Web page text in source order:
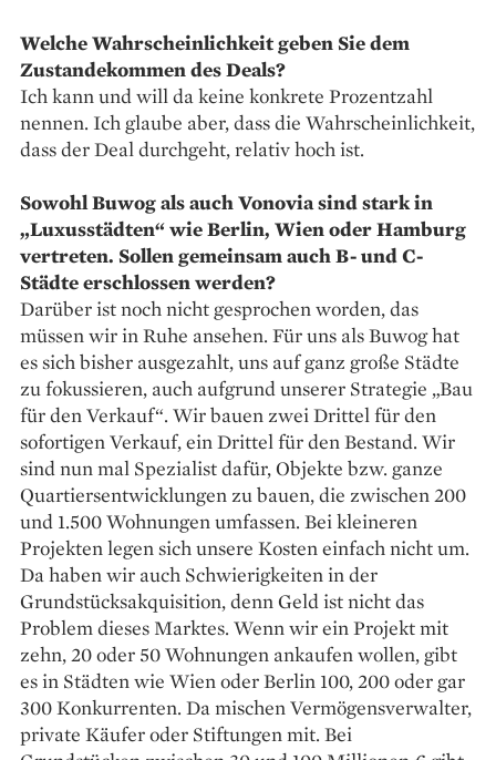
Welche Wahrscheinlichkeit geben Sie dem
Zustandekommen des Deals?
Ich kann und will da keine konkrete Prozentzahl
nennen. Ich glaube aber, dass die Wahrscheinlichkeit,
dass der Deal durchgeht, relativ hoch ist.
Sowohl Buwog als auch Vonovia sind stark in
„Luxusstädten“ wie Berlin, Wien oder Hamburg
vertreten. Sollen gemeinsam auch B- und C-
Städte erschlossen werden?
Darüber ist noch nicht gesprochen worden, das
müssen wir in Ruhe ansehen. Für uns als Buwog hat
es sich bisher ausgezahlt, uns auf ganz große Städte
zu fokussieren, auch aufgrund unserer Strategie „Bau
für den Verkauf“. Wir bauen zwei Drittel für den
sofortigen Verkauf, ein Drittel für den Bestand. Wir
sind nun mal Spezialist dafür, Objekte bzw. ganze
Quartiersentwicklungen zu bauen, die zwischen 200
und 1.500 Wohnungen umfassen. Bei kleineren
Projekten legen sich unsere Kosten einfach nicht um.
Da haben wir auch Schwierigkeiten in der
Grundstücksakquisition, denn Geld ist nicht das
Problem dieses Marktes. Wenn wir ein Projekt mit
zehn, 20 oder 50 Wohnungen ankaufen wollen, gibt
es in Städten wie Wien oder Berlin 100, 200 oder gar
300 Konkurrenten. Da mischen Vermögensverwalter,
private Käufer oder Stiftungen mit. Bei